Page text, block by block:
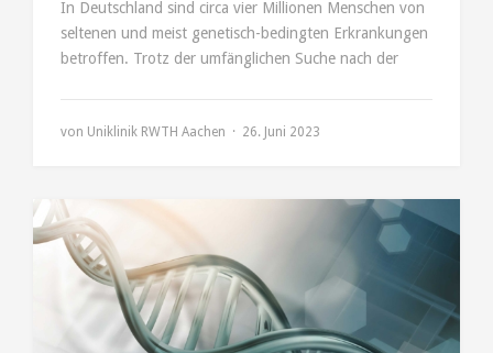
In Deutschland sind circa vier Millionen Menschen von
seltenen und meist genetisch-bedingten Erkrankungen
betroffen. Trotz der umfänglichen Suche nach der
von Uniklinik RWTH Aachen 26. Juni 2023